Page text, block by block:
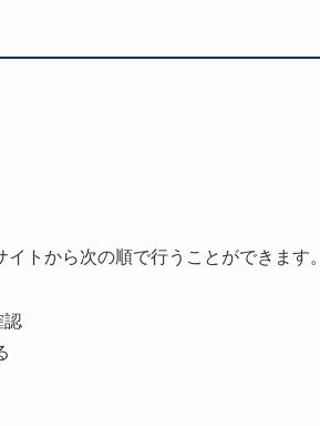
トから次の順で行うことができます。
認